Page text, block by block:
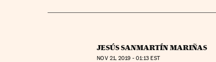
JESÚS SANMARTÍN MARIÑAS
NOV21, 2019 - 01:13 EST